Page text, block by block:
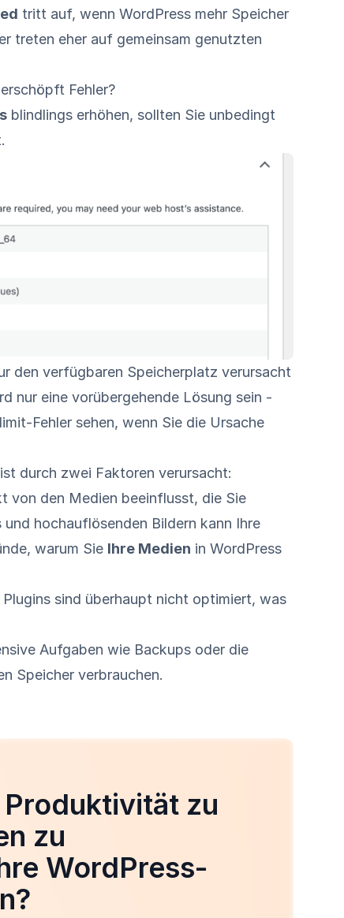
tritt auf, wenn WordPress mehr Speicher
treten eher auf gemeinsam genutzten
Fehler?
blindlings erhöhen, sollten Sie unbedingt
den verfügbaren Speicherplatz verursacht
nur eine vorübergehende Lösung sein -
Fehler sehen, wenn Sie die Ursache
durch zwei Faktoren verursacht:
von den Medien beeinflusst, die Sie
hochauflösenden Bildern kann Ihre
warum Sie Ihre Medien in WordPress
Plugins sind überhaupt nicht optimiert, was
Aufgaben wie Backups oder die
Speicher verbrauchen.
zu
zu
WordPress-